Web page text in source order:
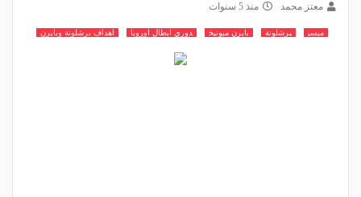
معتز محمد منذ 5 سنوات
ميسي برشلونة بايرن ميونيخ دوري ابطال اوروبا اهداف برشلونة وبايرن